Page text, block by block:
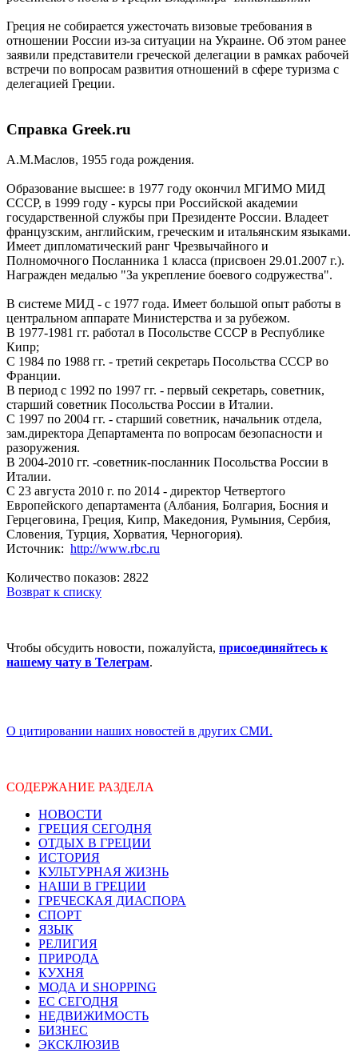
Греция не собирается ужесточать визовые требования в
отношении России из-за ситуации на Украине. Об этом ранее
заявили представители греческой делегации в рамках рабочей
встречи по вопросам развития отношений в сфере туризма с
делегацией Греции.
Справка Greek.ru
А.М.Маслов, 1955 года рождения.
Образование высшее: в 1977 году окончил МГИМО МИД
СССР, в 1999 году - курсы при Российской академии
государственной службы при Президенте России. Владеет
французским, английским, греческим и итальянским языками.
Имеет дипломатический ранг Чрезвычайного и
Полномочного Посланника 1 класса (присвоен 29.01.2007 г.).
Награжден медалью "За укрепление боевого содружества".
В системе МИД - с 1977 года. Имеет большой опыт работы в
центральном аппарате Министерства и за рубежом.
В 1977-1981 гг. работал в Посольстве СССР в Республике
Кипр;
С 1984 по 1988 гг. - третий секретарь Посольства СССР во
Франции.
В период с 1992 по 1997 гг. - первый секретарь, советник,
старший советник Посольства России в Италии.
С 1997 по 2004 гг. - старший советник, начальник отдела,
зам.директора Департамента по вопросам безопасности и
разоружения.
В 2004-2010 гг. -советник-посланник Посольства России в
Италии.
С 23 августа 2010 г. по 2014 - директор Четвертого
Европейского департамента (Албания, Болгария, Босния и
Герцеговина, Греция, Кипр, Македония, Румыния, Сербия,
Словения, Турция, Хорватия, Черногория).
Источник: http://www.rbc.ru
Количество показов: 2822
Возврат к списку
Чтобы обсудить новости, пожалуйста, присоединяйтесь к
нашему чату в Телеграм.
О цитировании наших новостей в других СМИ.
СОДЕРЖАНИЕ РАЗДЕЛА
НОВОСТИ
ГРЕЦИЯ СЕГОДНЯ
ОТДЫХ В ГРЕЦИИ
ИСТОРИЯ
КУЛЬТУРНАЯ ЖИЗНЬ
НАШИ В ГРЕЦИИ
ГРЕЧЕСКАЯ ДИАСПОРА
СПОРТ
ЯЗЫК
РЕЛИГИЯ
ПРИРОДА
КУХНЯ
МОДА И SHOPPING
ЕС СЕГОДНЯ
НЕДВИЖИМОСТЬ
БИЗНЕС
ЭКСКЛЮЗИВ